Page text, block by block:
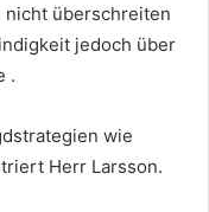
nicht überschreiten
jedoch über
.
wie
Herr Larsson.